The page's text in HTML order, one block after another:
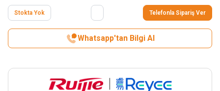
Stokta Yok Telefonla Sipariş Ver
Whatsapp'tan Bilgi Al